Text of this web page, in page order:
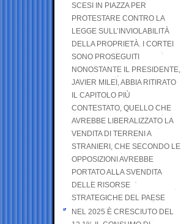
SCESI IN PIAZZA PER
PROTESTARE CONTRO LA
LEGGE SULL’INVIOLABILITÀ
DELLA PROPRIETÀ. I CORTEI
SONO PROSEGUITI
NONOSTANTE IL PRESIDENTE,
JAVIER MILEI, ABBIA RITIRATO
IL CAPITOLO PIÙ
CONTESTATO, QUELLO CHE
AVREBBE LIBERALIZZATO LA
VENDITA DI TERRENI A
STRANIERI, CHE SECONDO LE
OPPOSIZIONI AVREBBE
PORTATO ALLA SVENDITA
DELLE RISORSE
STRATEGICHE DEL PAESE
NEL 2025 È CRESCIUTO DEL